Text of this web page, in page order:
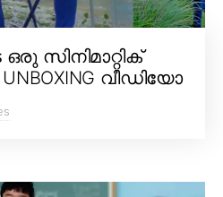
സിനിമാറ്റിക്
വീഡിയോ